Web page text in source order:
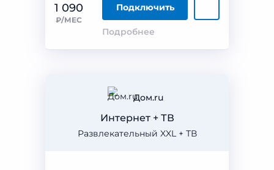
1 090
₽/МЕС
Подключить
Подробнее
Дом.ru
Развлекательный XXL + ТВ
Интернет + ТВ